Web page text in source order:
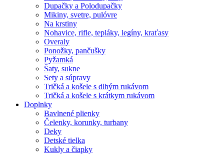
Dupačky a Polodupačky
Mikiny, svetre, pulóvre
Na krstiny
Nohavice, rifle, tepláky, legíny, kraťasy
Overaly
Ponožky, pančušky
Pyžamká
Šaty, sukne
Sety a súpravy
Tričká a košele s dlhým rukávom
Tričká a košele s krátkym rukávom
Doplnky
Bavlnené plienky
Čelenky, korunky, turbany
Deky
Detské tielka
Kukly a čiapky